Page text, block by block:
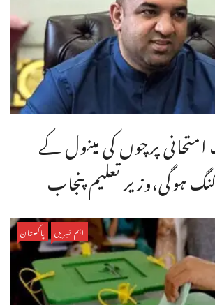
پرچوں کی مینول کے
ہوگی،وزیر تعلیم پنجاب
اہم خبریں پاکستان